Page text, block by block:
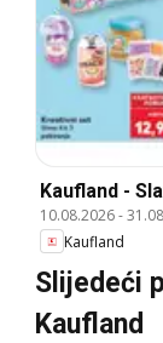
Kaufland -
10.08.2026-
Kaufland
Slijedeći
Kaufland